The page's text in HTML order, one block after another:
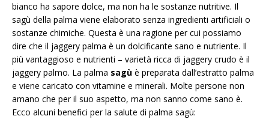
bianco ha sapore dolce, ma non ha le sostanze nutritive. Il
sagù della palma viene elaborato senza ingredienti artificiali o
sostanze chimiche. Questa è una ragione per cui possiamo
dire che il jaggery palma è un dolcificante sano e nutriente. Il
più vantaggioso e nutrienti – varietà ricca di jaggery crudo è il
jaggery palmo. La palma sagù è preparata dall’estratto palma
e viene caricato con vitamine e minerali. Molte persone non
amano che per il suo aspetto, ma non sanno come sano è.
Ecco alcuni benefici per la salute di palma sagù: